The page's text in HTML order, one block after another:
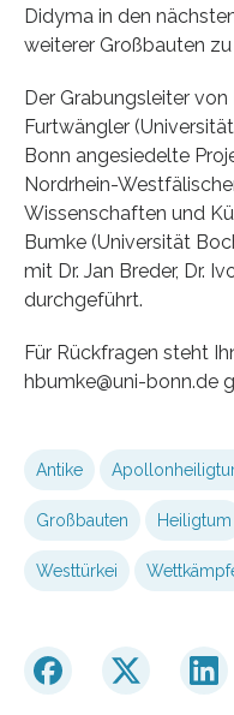
Didyma in den
weiterer Großbauten
Der Grabungsleiter von
Furtwängler
Bonn angesiedelte
Nordrhein-
Wissenschaften und
Bumke (Universität
mit Dr. Jan Breder, Dr.
durchgeführt.
Für Rückfragen steht
hbumke@uni-bonn.de
Antike
Großbauten Heiligtum
Westtürkei